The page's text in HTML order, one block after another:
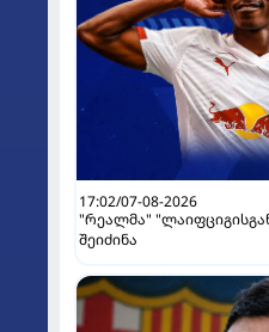
17:02/07-08-2026
"რეალმა"
შეიძინა